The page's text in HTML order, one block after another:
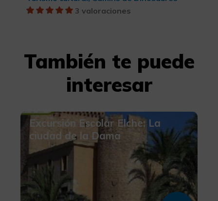
3 valoraciones
También te puede
interesar
Excursión Escolar Elche: La
ciudad de la Dama